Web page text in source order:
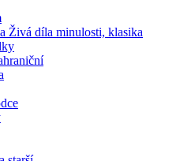
Živá díla minulosti, klasika